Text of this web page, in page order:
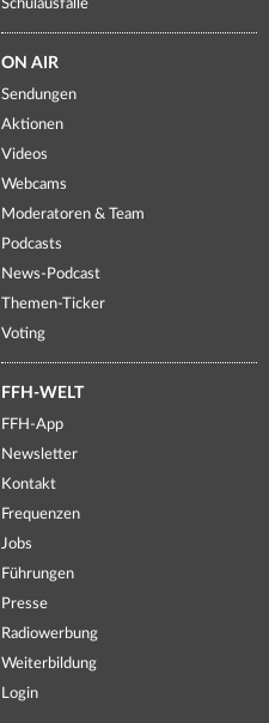
Schulausfälle
ON AIR
Sendungen
Aktionen
Videos
Webcams
Moderatoren & Team
Podcasts
News-Podcast
Themen-Ticker
Voting
FFH-WELT
FFH-App
Newsletter
Kontakt
Frequenzen
Jobs
Führungen
Presse
Radiowerbung
Weiterbildung
Login